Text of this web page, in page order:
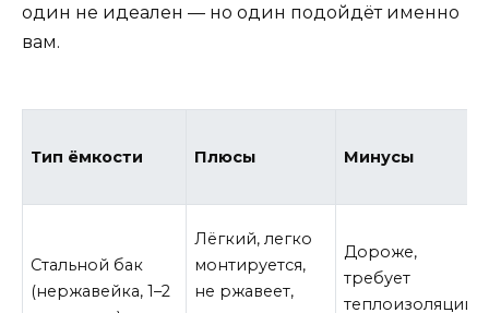
один не идеален — но один подойдёт именно
вам.
Тип ёмкости Плюсы Минусы
Стальной бак
(нержавейка, 1–2
Лёгкий, легко
монтируется,
не ржавеет,
Дороже,
требует
теплоизоляции